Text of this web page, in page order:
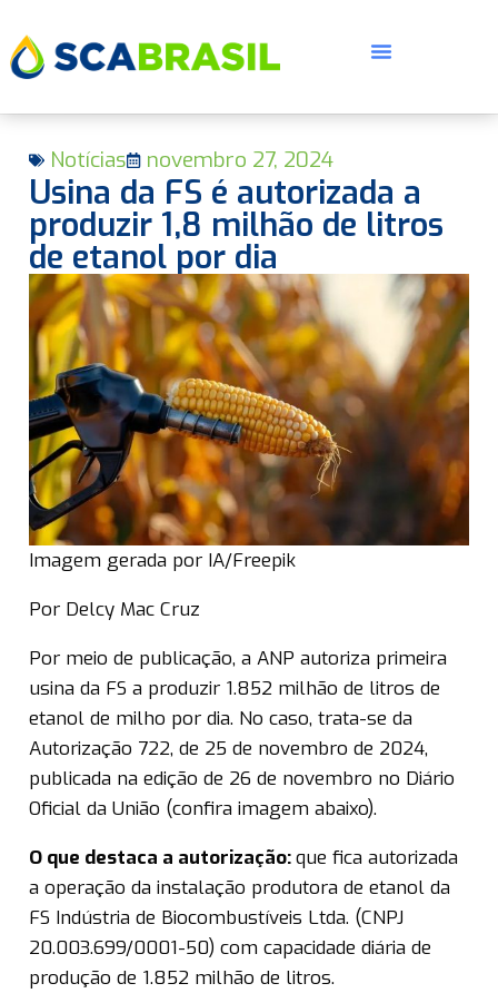
Notícias novembro 27, 2024
Usina da FS é autorizada a
produzir 1,8 milhão de litros
de etanol por dia
Imagem gerada por IA/Freepik
Por Delcy Mac Cruz
Por meio de publicação, a ANP autoriza primeira
usina da FS a produzir 1.852 milhão de litros de
etanol de milho por dia. No caso, trata-se da
Autorização 722, de 25 de novembro de 2024,
publicada na edição de 26 de novembro no Diário
Oficial da União (confira imagem abaixo).
O que destaca a autorização:que fica autorizada
a operação da instalação produtora de etanol da
FS Indústria de Biocombustíveis Ltda. (CNPJ
20.003.699/0001-50) com capacidade diária de
produção de 1.852 milhão de litros.